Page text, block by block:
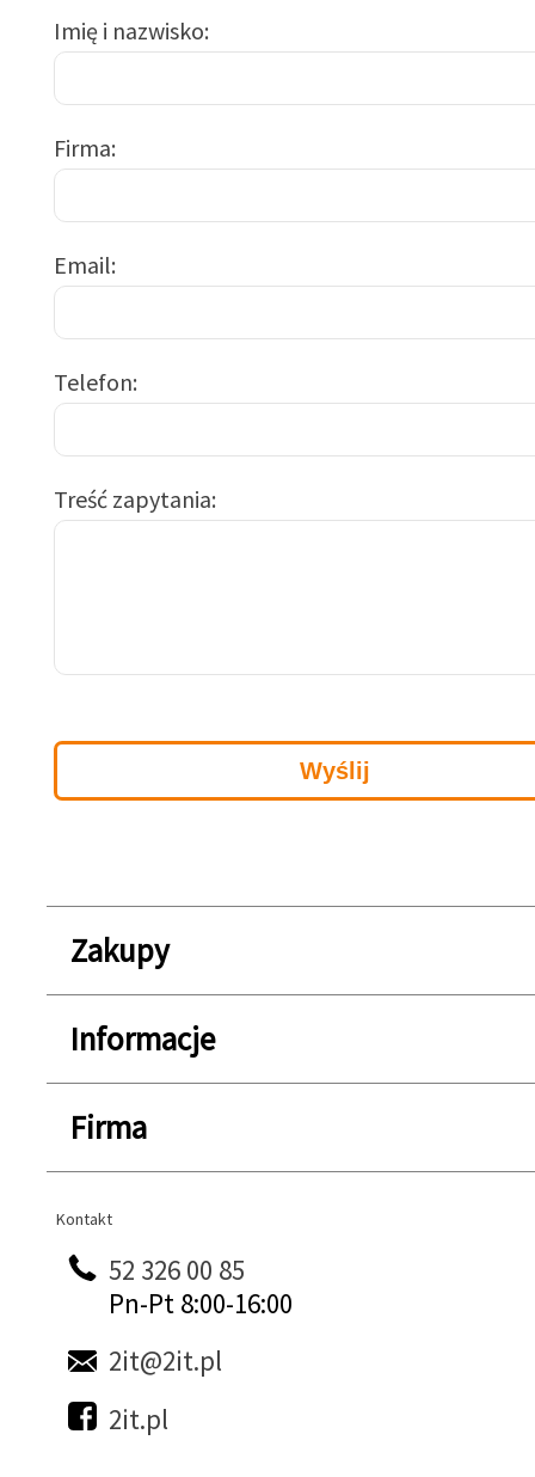
Imię i nazwisko
Firma
Email
Telefon
Treść zapytania
Zakupy
Informacje
Firma
Kontakt
Kontakt
52 326 00 85
Pn-Pt 8:00-16:00
2it@2it.pl
2it.pl